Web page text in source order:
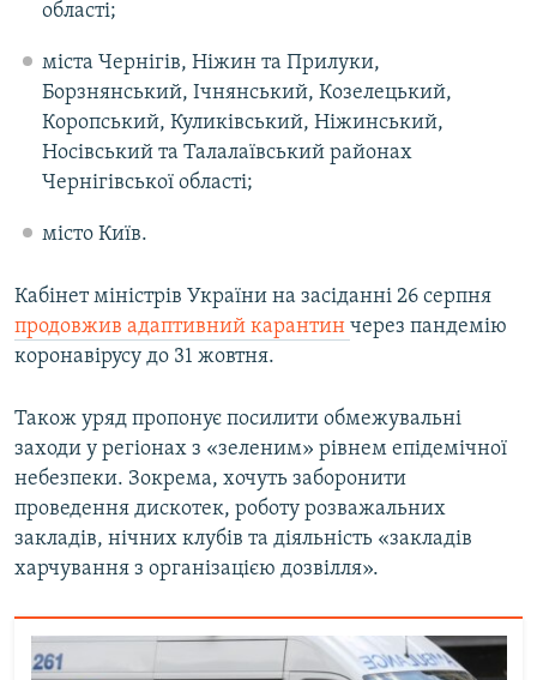
області;
міста Чернігів, Ніжин та Прилуки,
Борзнянський, Ічнянський, Козелецький,
Коропський, Куликівський, Ніжинський,
Носівський та Талалаївський районах
Чернігівської області;
місто Київ.
Кабінет міністрів України на засіданні 26 серпня
продовжив адаптивний карантин через пандемію
коронавірусу до 31 жовтня.
Також уряд пропонує посилити обмежувальні
заходи у регіонах з «зеленим» рівнем епідемічної
небезпеки. Зокрема, хочуть заборонити
проведення дискотек, роботу розважальних
закладів, нічних клубів та діяльність «закладів
харчування з організацією дозвілля».